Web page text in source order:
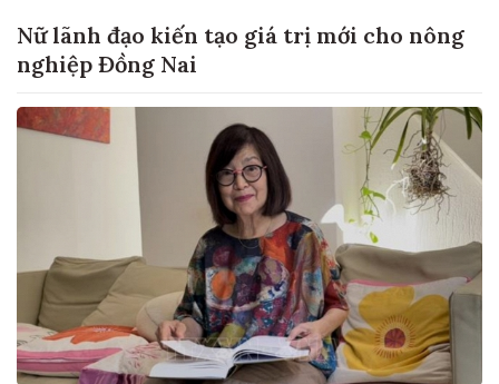
Nữ lãnh đạo kiến tạo giá trị mới cho nông
nghiệp Đồng Nai